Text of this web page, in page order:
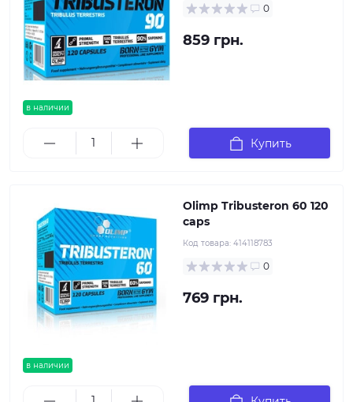
в наличии
0
859 грн.
Купить
в наличии
Olimp Tribusteron 60 120
caps
Код товара: 414118783
0
769 грн.